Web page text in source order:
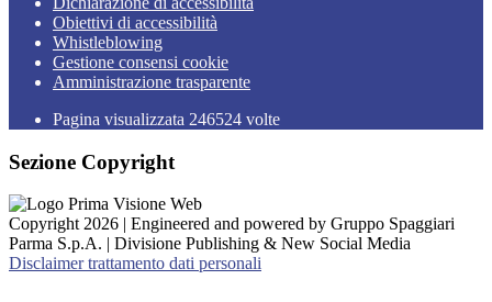
Obiettivi di accessibilità
Whistleblowing
Gestione consensi cookie
Amministrazione trasparente
Pagina visualizzata 246524 volte
Sezione Copyright
Copyright 2026 | Engineered and powered by Gruppo Spaggiari
Parma S.p.A. | Divisione Publishing & New Social Media
Disclaimer trattamento dati personali